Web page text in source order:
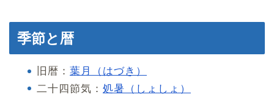
季節と暦
旧暦： 葉月（はづき）
二十四節気： 処暑（しょしょ）